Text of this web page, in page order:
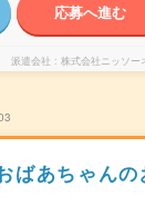
応募へ進む
派遣会社 株式会社ニッソー
ばあちゃん